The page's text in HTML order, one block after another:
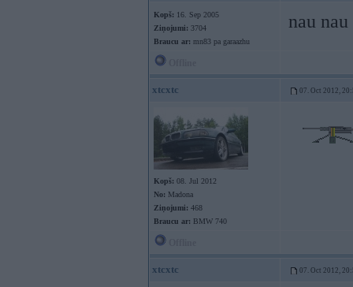
Kopš: 16. Sep 2005
Ziņojumi: 3704
Braucu ar: mn83 pa garaazhu
nau
xtcxtc 07. Oct 2012,
Kopš: 08. Jul 2012
No: Madona
Ziņojumi: 468
Braucu ar: BMW 740
xtcxtc 07. Oct 2012,